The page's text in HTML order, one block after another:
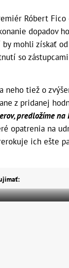
Róbert
dopadov
mohli získať
so
neho tiež o
z pridanej
predložíme
opatrenia na
ich ešte